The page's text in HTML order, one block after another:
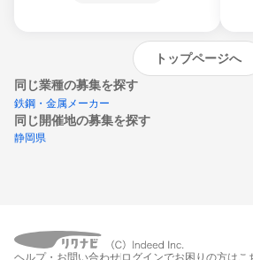
トップページへ
同じ業種の募集を探す
鉄鋼・金属メーカー
同じ開催地の募集を探す
静岡県